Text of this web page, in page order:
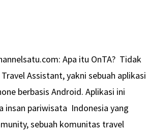
Apa itu OnTA? Tidak
Assistant, yakni sebuah aplikasi
berbasis Android. Aplikasi ini
insan pariwisata Indonesia yang
sebuah komunitas travel